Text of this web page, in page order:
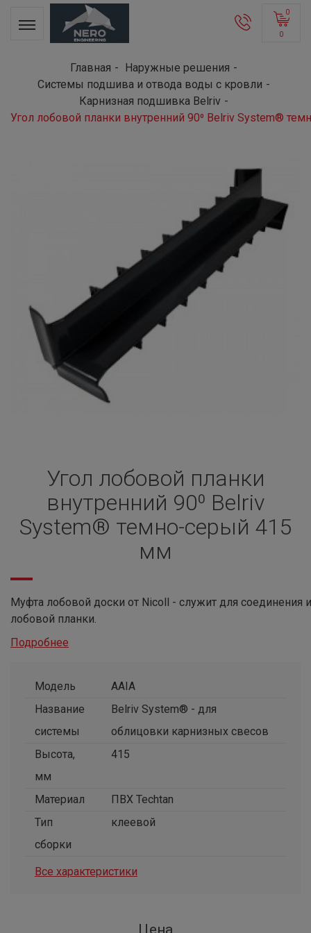
0
0
Главная
Наружные решения
Системы подшива и отвода воды с кровли
Карнизная подшивка Belriv
Угол лобовой планки внутренний 90⁰ Belriv System®
Угол лобовой планки
внутренний 90⁰ Belriv
System® темно-серый 415
мм
Муфта лобовой доски от Nicoll - служит для соединения
лобовой планки.
Подробнее
Модель
AAIA
Название
системы
Belriv System® - для
облицовки карнизных свесов
Высота,
мм
415
Материал
ПВХ Techtan
Тип
сборки
клеевой
Все характеристики
Цена